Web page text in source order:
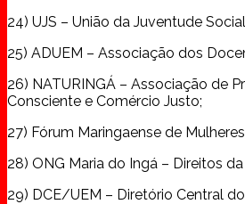
24) UJS – União da Juventude
25) ADUEM – Associação dos
26) NATURINGÁ – Associação de
Consciente e Comércio Justo;
27) Fórum Maringaense de
28) ONG Maria do Ingá – Direitos
29) DCE/UEM – Diretório Central